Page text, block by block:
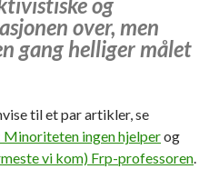
over, men
gang helliger målet
til et par artikler, se
ingen hjelperog
vi kom) Frp-professoren.